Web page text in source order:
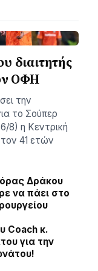
διαιτητής
ΟΦΗ
την
το Σούπερ
8) η Κεντρική
41 ετών
Δράκου
να πάει στο
Coach κ.
για την